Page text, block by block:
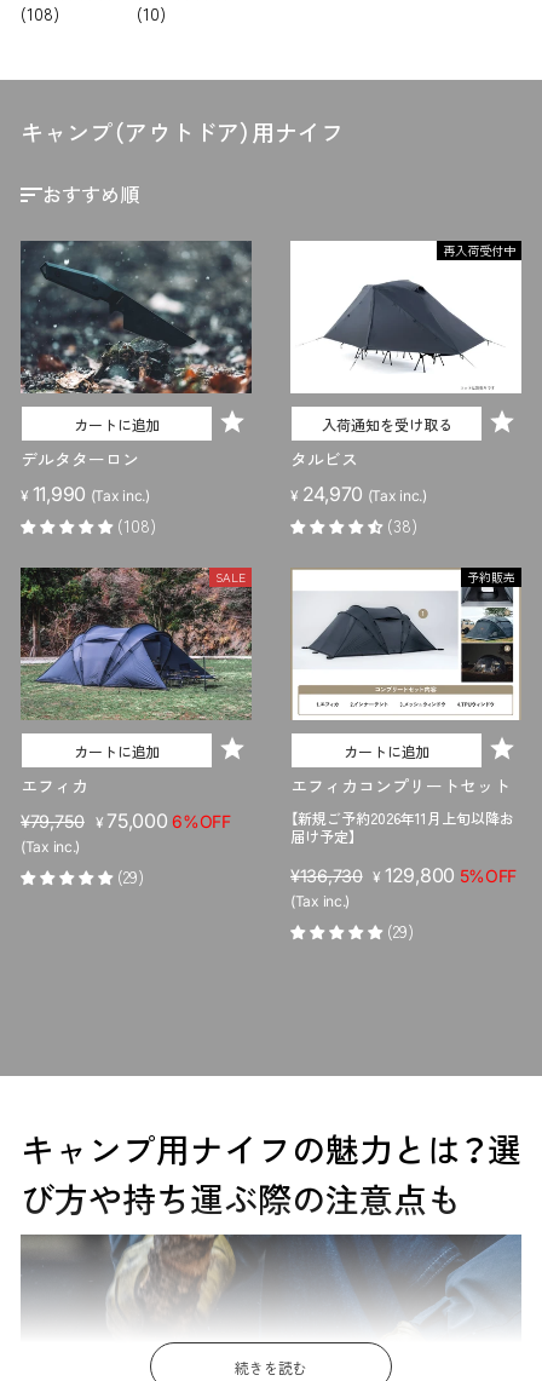
(108) (10)
キャンプ（アウトドア）用ナイフ
並
え
カートに追加
デルタターロン
¥ 11,990 (Tax inc.)
(108)
再入荷受付中
入荷通知を受け取る
タルビス
¥ 24,970 (Tax inc.)
(38)
SALE
カートに追加
エフィカ
販
売
価
¥79,750 セ
ル
¥ 75,0006%OFF
(Tax inc.)
(29)
予約販売
カートに追加
エフィカコンプリートセット
【新規ご予約2026年11月上旬以降お
届け予定】
販
売
価
¥136,730 セ
ル
価
¥ 129,800 5%OFF
(Tax inc.)
(29)
キャンプ用ナイフの魅力とは？選
び方や持ち運ぶ際の注意点も
続きを読む